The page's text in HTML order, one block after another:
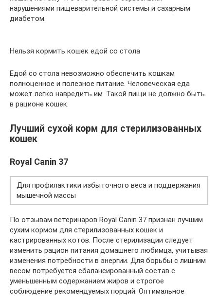
нарушениями пищеварительной системы и сахарным
диабетом.
Нельзя кормить кошек едой со стола
Едой со стола невозможно обеспечить кошкам
полноценное и полезное питание. Человеческая еда
может легко навредить им. Такой пищи не должно быть
в рационе кошек.
Лучший сухой корм для стерилизованных
кошек
Royal Canin 37
Для профилактики избыточного веса и поддержания
мышечной массы
По отзывам ветеринаров Royal Canin 37 признан лучшим
сухим кормом для стерилизованных кошек и
кастрированных котов. После стерилизации следует
изменить рацион питания домашнего любимца, учитывая
изменения потребности в энергии. Для борьбы с лишним
весом потребуется сбалансированный состав с
уменьшенным содержанием жиров и строгое
соблюдение рекомендуемых порций. Оптимальное